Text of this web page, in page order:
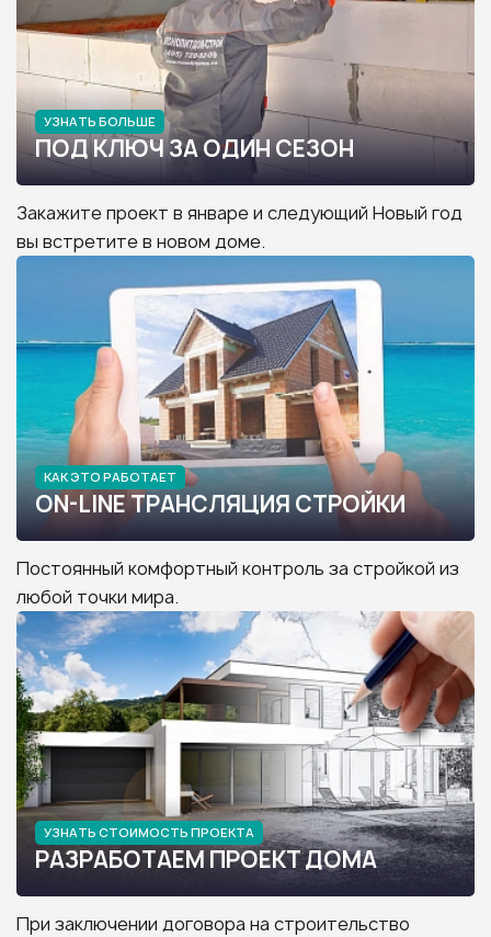
УЗНАТЬ БОЛЬШЕ
ПОД КЛЮЧ ЗА ОДИН СЕЗОН
Закажите проект в январе и следующий Новый год
вы встретите в новом доме.
КАК ЭТО РАБОТАЕТ
ON-LINE ТРАНСЛЯЦИЯ СТРОЙКИ
Постоянный комфортный контроль за стройкой из
любой точки мира.
УЗНАТЬ СТОИМОСТЬ ПРОЕКТА
РАЗРАБОТАЕМ ПРОЕКТ ДОМА
При заключении договора на строительство